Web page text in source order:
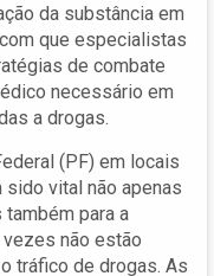
da substância em
que especialistas
de combate
necessário em
a drogas.
(PF) em locais
vital não apenas
para a
não estão
tráfico de drogas. As